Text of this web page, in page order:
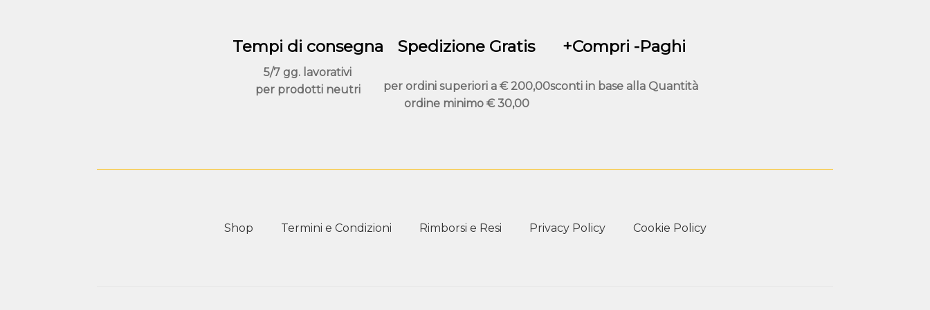
pagina
Tempi di consegna
5/7 gg. lavorativi
per prodotti neutri
Spedizione Gratis
per ordini superiori a € 200,00
ordine minimo€ 30,00
+Compri -Paghi
sconti in base alla Quantità
Shop Termini e Condizioni Rimborsi e Resi Privacy Policy Cookie Policy